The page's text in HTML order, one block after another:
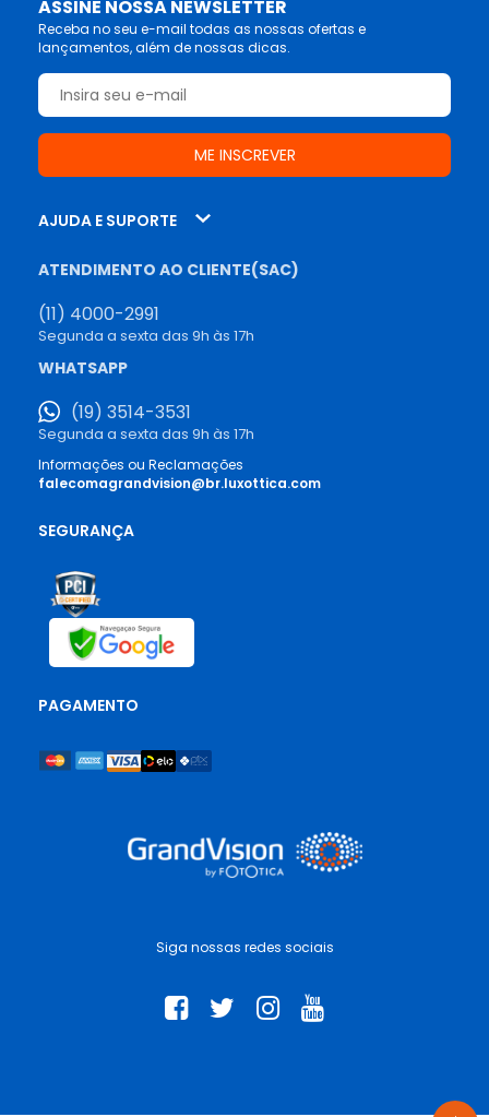
ASSINE NOSSA NEWSLETTER
Receba no seu e-mail todas as nossas ofertas e
lançamentos, além de nossas dicas.
Siga nossas redes sociais
AJUDA E SUPORTE
ATENDIMENTO AO CLIENTE(SAC)
(11) 4000-2991
Segunda a sexta das 9h às 17h
WHATSAPP
(19) 3514-3531
Segunda a sexta das 9h às 17h
Informações ou Reclamações
falecomagrandvision@br.luxottica.com
SEGURANÇA
PAGAMENTO